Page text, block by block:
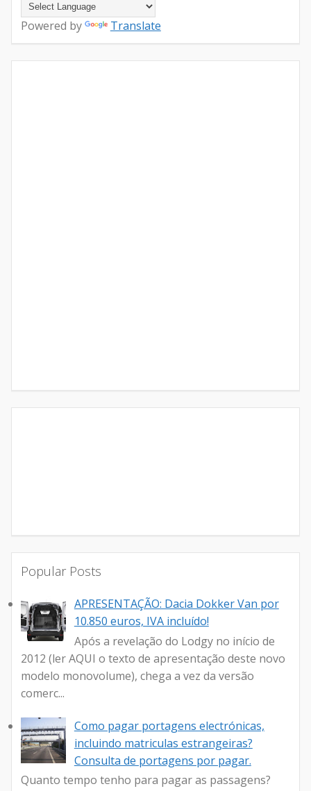
Powered by Translate
Popular Posts
APRESENTAÇÃO: Dacia Dokker Van por
10.850 euros, IVA incluído!
Após a revelação do Lodgy no início de
2012 (ler AQUI o texto de apresentação deste novo
modelo monovolume), chega a vez da versão
comerc...
Como pagar portagens electrónicas,
incluindo matriculas estrangeiras?
Consulta de portagens por pagar.
Quanto tempo tenho para pagar as passagens?